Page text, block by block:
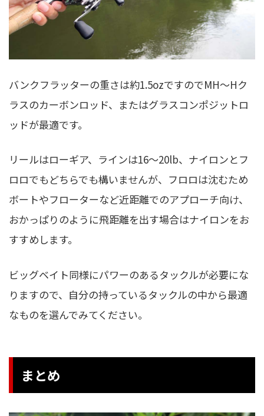
バンクフラッターの重さは約1.5ozですのでMH〜Hク
ラスのカーボンロッド、またはグラスコンポジットロ
ッドが最適です。
リールはローギア、ラインは16〜20lb、ナイロンとフ
ロロでもどちらでも構いませんが、フロロは沈むため
ボートやフローターなど近距離でのアプローチ向け、
おかっぱりのように飛距離を出す場合はナイロンをお
すすめします。
ビッグベイト同様にパワーのあるタックルが必要にな
りますので、自分の持っているタックルの中から最適
なものを選んでみてください。
まとめ